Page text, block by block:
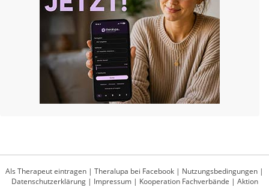
Als Therapeut eintragen | Theralupa bei Facebook | Nutzungsbedingungen |
Datenschutzerklärung| Impressum| Kooperation Fachverbände | Aktion